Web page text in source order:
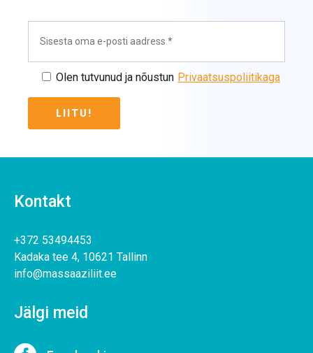
Olen tutvunud ja nõustun Privaatsuspoliitikaga
Kontakt
+372 53494453
Kadaka tee 4, 10621 Tallinn
info@massaaziliit.ee
Jälgi meid